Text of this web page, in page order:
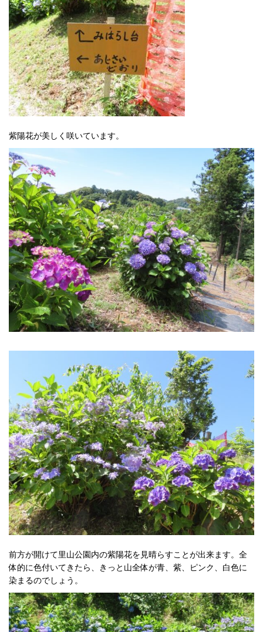
紫陽花が美しく咲いています。
前方が開けて里山公園内の紫陽花を見晴らすことが出来ます。全
体的に色付いてきたら、きっと山全体が青、紫、ピンク、白色に
染まるのでしょう。